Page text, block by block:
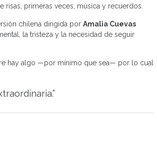
primeras veces, música y recuerdos.
chilena dirigida por Amalia Cuevas
la tristeza y la necesidad de seguir
hay algo —por mínimo que sea— por lo cual